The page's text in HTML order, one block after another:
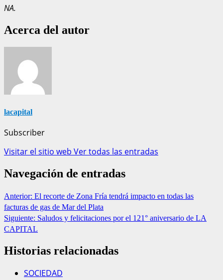
NA.
Acerca del autor
lacapital
Subscriber
Visitar el sitio web Ver todas las entradas
Navegación de entradas
Anterior: El recorte de Zona Fría tendrá impacto en todas las
facturas de gas de Mar del Plata
Siguiente: Saludos y felicitaciones por el 121° aniversario de LA
CAPITAL
Historias relacionadas
SOCIEDAD